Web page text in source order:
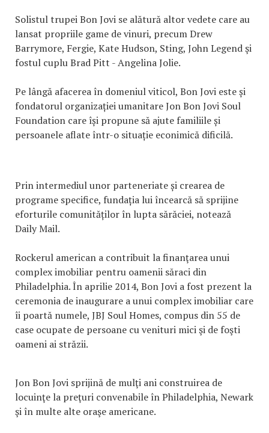
Solistul trupei Bon Jovi se alătură altor vedete care au
lansat propriile game de vinuri, precum Drew
Barrymore, Fergie, Kate Hudson, Sting, John Legend şi
fostul cuplu Brad Pitt - Angelina Jolie.
Pe lângă afacerea în domeniul viticol, Bon Jovi este și
fondatorul organizației umanitare Jon Bon Jovi Soul
Foundation care își propune să ajute familiile și
persoanele aflate într-o situație econimică dificilă.
Prin intermediul unor parteneriate și crearea de
programe specifice, fundația lui încearcă să sprijine
eforturile comunităților în lupta sărăciei, notează
Daily Mail.
Rockerul american a contribuit la finanţarea unui
complex imobiliar pentru oamenii săraci din
Philadelphia. În aprilie 2014, Bon Jovi a fost prezent la
ceremonia de inaugurare a unui complex imobiliar care
îi poartă numele, JBJ Soul Homes, compus din 55 de
case ocupate de persoane cu venituri mici şi de foşti
oameni ai străzii.
Jon Bon Jovi sprijină de mulţi ani construirea de
locuinţe la preţuri convenabile în Philadelphia, Newark
şi în multe alte oraşe americane.